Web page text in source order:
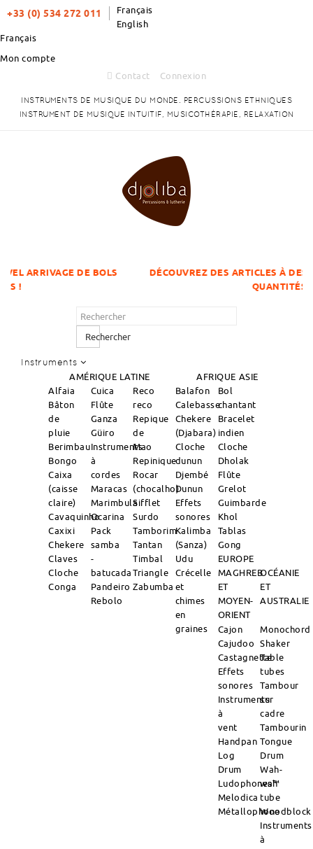
+33 (0) 534 272 011
Français
English
Français
Mon compte
Contact
Connexion
INSTRUMENTS DE MUSIQUE DU MONDE. PERCUSSIONS ETHNIQUES
INSTRUMENT DE MUSIQUE INTUITIF, MUSICOTHÉRAPIE, RELAXATION
DE BOLS
DÉCOUVREZ DES ARTICLES À DES PRIX
Rechercher
Instruments
AMÉRIQUE LATINE AFRIQUE ASIE
Alfaia
Bâton
de
pluie
Berimbau
Bongo
Caixa
(caisse
claire)
Cavaquinho
Caxixi
Chekere
Claves
Cloche
Conga
Cuica
Flûte
Ganza
Güiro
Instruments
à
cordes
Maracas
Marimbula
Ocarina
Pack
samba
-
batucada
Pandeiro
Rebolo
Reco
reco
Repique
de
Mao
Repinique
Rocar
(chocalho)
Sifflet
Surdo
Tamborim
Tantan
Timbal
Triangle
Zabumba
Balafon
Calebasse
Chekere
(Djabara)
Cloche
dunun
Djembé
Dunun
Effets
sonores
Kalimba
(Sanza)
Udu
Crécelle
et
chimes
en
graines
Bol
chantant
Bracelet
indien
Cloche
Dholak
Flûte
Grelot
Guimbarde
Khol
Tablas
Gong
EUROPE
MAGHREB
ET
MOYEN-
ORIENT
OCÉANIE
ET
AUSTRALIE
Cajon
Cajudoo
Castagnette
Effets
sonores
Instruments
à
vent
Handpan
Log
Drum
Ludophones™
Melodica
Métallophone
Monochord
Shaker
Table
tubes
Tambour
sur
cadre
Tambourin
Tongue
Drum
Wah-
wah
tube
Woodblock
Instruments
à